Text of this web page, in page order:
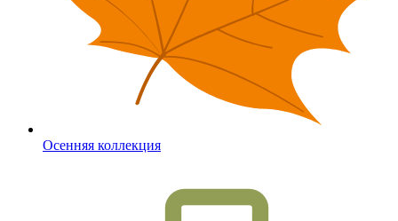
Осенняя коллекция